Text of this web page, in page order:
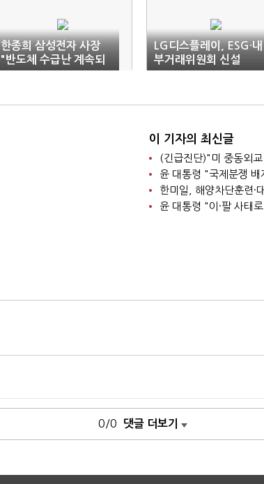
한종희 삼성전자 사장
"반도체 수급난 계속되
면 TV 못 만들 수도"
LG디스플레이, ESG·내
부거래위원회 신설
이 기자의 최신글
윤 대통령 "국제분쟁
한미일, 해양차단훈련
윤 대통령 "이·팔 사태
0/0 댓글 더보기